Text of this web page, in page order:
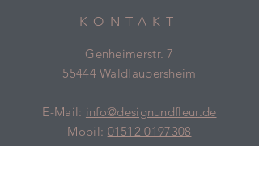
KONTAKT
Genheimerstr. 7
55444 Waldlaubersheim
E-Mail: info@designundfleur.de
Mobil: 01512 0197308